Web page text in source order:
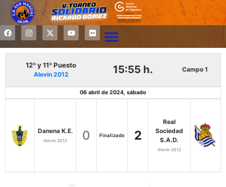
12º y 11º Puesto
Alevín 2012 15:55 h. Campo 1
06 abril de 2024, sábado
Danena K.E.
Alevín 2012 0 Finalizado 2
Real
Sociedad
S.A.D.
Alevín 2012